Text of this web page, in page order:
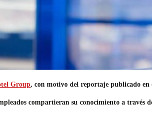
Group, con motivo del reportaje publicado en
compartieran su conocimiento a través